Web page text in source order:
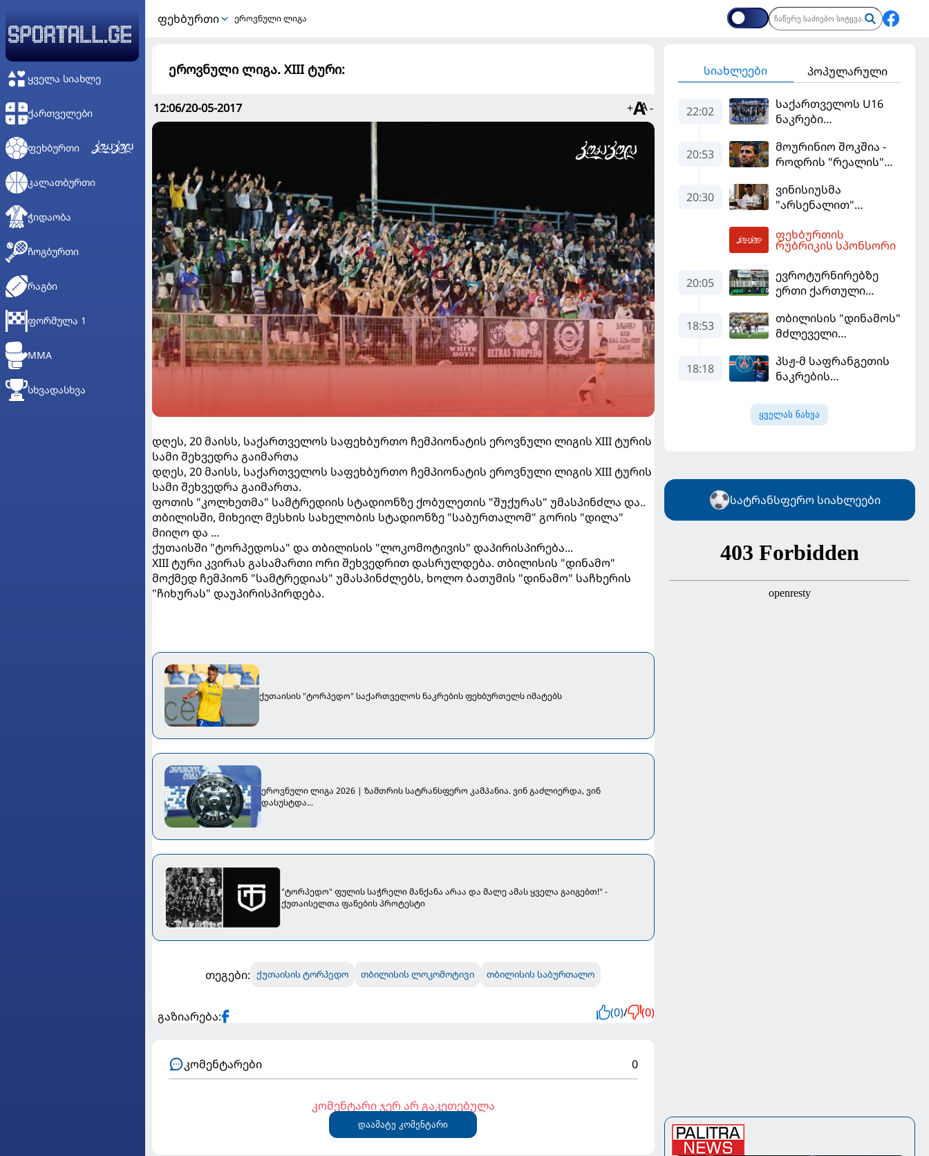
ᲧᲕᲔᲚᲐ ᲡᲘᲐᲮᲚᲔ
ᲥᲐᲠᲗᲕᲔᲚᲔᲑᲘ
ᲤᲔᲮᲑᲣᲠᲗᲘ
ᲙᲐᲚᲐᲗᲑᲣᲠᲗᲘ
ᲭᲘᲓᲐᲝᲑᲐ
ᲩᲝᲒᲑᲣᲠᲗᲘ
ᲠᲐᲒᲑᲘ
ᲤᲝᲠᲛᲣᲚᲐ 1
MMA
ᲡᲮᲕᲐᲓᲐᲡᲮᲕᲐ
ᲤᲔᲮᲑᲣᲠᲗᲘ ეროვნული ლიგა
ეროვნული ლიგა. XIII ტური:
12:06/20-05-2017 + -
დღეს, 20 მაისს, საქართველოს საფეხბურთო ჩემპიონატის ეროვნული ლიგის XIII ტურის
სამი შეხვედრა გაიმართა
დღეს, 20 მაისს, საქართველოს საფეხბურთო ჩემპიონატის ეროვნული ლიგის XIII ტურის
სამი შეხვედრა გაიმართა.
ფოთის "კოლხეთმა" სამტრედიის სტადიონზე ქობულეთის "შუქურას" უმასპინძლა და..
თბილისში, მიხეილ მესხის სახელობის სტადიონზე "საბურთალომ" გორის "დილა"
მიიღო და ...
ქუთაისში "ტორპედოსა" და თბილისის "ლოკომოტივის" დაპირისპირება...
XIII ტური კვირას გასამართი ორი შეხვედრით დასრულდება. თბილისის "დინამო"
მოქმედ ჩემპიონ "სამტრედიას" უმასპინძლებს, ხოლო ბათუმის "დინამო" საჩხერის
"ჩიხურას" დაუპირისპირდება.
ქუთაისის "ტორპედო" საქართველოს ნაკრების ფეხბურთელს იმატებს
ეროვნული ლიგა 2026 | ზამთრის სატრანსფერო კამპანია. ვინ გაძლიერდა, ვინ
დასუსტდა...
"ტორპედო" ფულის საჭრელი მანქანა არაა და მალე ამას ყველა გაიგებთ!" -
ქუთაისელთა ფანების პროტესტი
თეგები: ქუთაისის ტორპედო თბილისის ლოკომოტივი თბილისის საბურთალო
გაზიარება: (0)/ (0)
კომენტარები 0
კომენტარი ჯერ არ გაკეთებულა
დაამატე კომენტარი
სიახლეები პოპულარული
22:02
საქართველოს U16
ნაკრები
ფინალურ ეტაპზე – A
დივიზიონში
20:53
მოურინიო შოკშია -
როდრის "რეალის"
და "ბარსელონაში"
გადადის
20:30
ვინისიუსმა
"არსენალით"
გამოიყენა და
"რეალთან"
მომგებიანად
გააგრძელა
ფეხბურთის
რუბრიკის სპონსორი
20:05
ევროტურნირებზე
ერთი ქართული
18:53
თბილისის "დინამოს"
მძლეველი
"ჰაიდუკთან"
განადგურდა
18:18
პსჟ-მ საფრანგეთის
ნაკრების
დაიმატა
ყველას ნახვა
სატრანსფერო სიახლეები